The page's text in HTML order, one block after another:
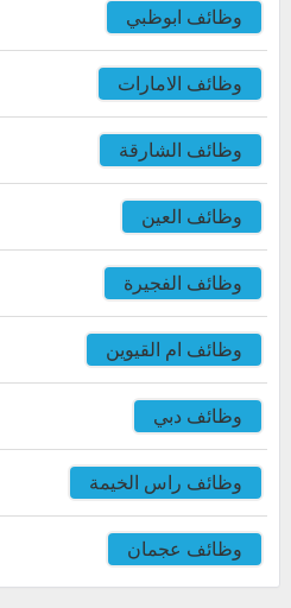
وظائف ابوظبي
وظائف الامارات
وظائف الشارقة
وظائف العين
وظائف الفجيرة
وظائف ام القيوين
وظائف دبي
وظائف راس الخيمة
وظائف عجمان